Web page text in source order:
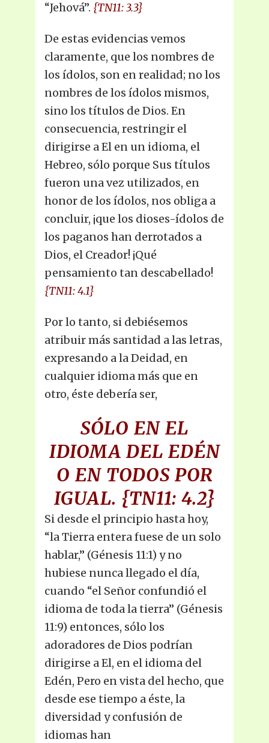
“Jehová”. {TN11: 3.3}
De estas evidencias vemos
claramente, que los nombres de
los ídolos, son en realidad; no los
nombres de los ídolos mismos,
sino los títulos de Dios. En
consecuencia, restringir el
dirigirse a El en un idioma, el
Hebreo, sólo porque Sus títulos
fueron una vez utilizados, en
honor de los ídolos, nos obliga a
concluir, ¡que los dioses-ídolos de
los paganos han derrotados a
Dios, el Creador! ¡Qué
pensamiento tan descabellado!
{TN11: 4.1}
Por lo tanto, si debiésemos
atribuir más santidad a las letras,
expresando a la Deidad, en
cualquier idioma más que en
otro, éste debería ser,
SÓLO EN EL
IDIOMA DEL EDÉN
O EN TODOS POR
IGUAL. {TN11: 4.2}
Si desde el principio hasta hoy,
“la Tierra entera fuese de un solo
hablar,” (Génesis 11:1) y no
hubiese nunca llegado el día,
cuando “el Señor confundió el
idioma de toda la tierra” (Génesis
11:9) entonces, sólo los
adoradores de Dios podrían
dirigirse a El, en el idioma del
Edén, Pero en vista del hecho, que
desde ese tiempo a éste, la
diversidad y confusión de
idiomas han